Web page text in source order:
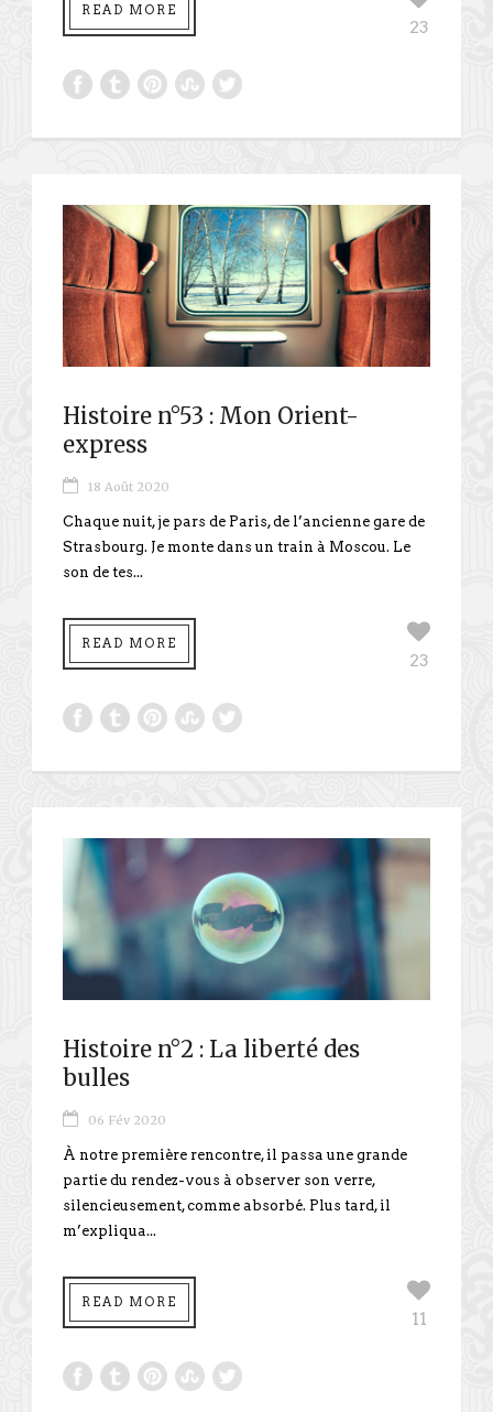
READ MORE
23
Histoire n°53 : Mon Orient-
express
18 Août 2020
Chaque nuit, je pars de Paris, de l’ancienne gare de
Strasbourg. Je monte dans un train à Moscou. Le
son de tes...
READ MORE
23
Histoire n°2 : La liberté des
bulles
06 Fév 2020
À notre première rencontre, il passa une grande
partie du rendez-vous à observer son verre,
silencieusement, comme absorbé. Plus tard, il
m’expliqua...
READ MORE
11